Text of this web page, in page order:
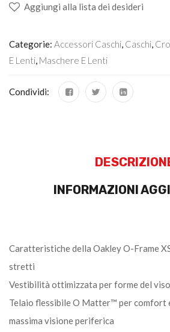
Aggiungi alla lista dei desideri
Categorie: Accessori Caschi, Caschi,
E Lenti, Maschere E Lenti
Condividi:
INFORMAZIONI
Caratteristiche della Oakley O-Frame
stretti
Vestibilità ottimizzata per forme del
Telaio flessibile O Matter™ per
massima visione periferica